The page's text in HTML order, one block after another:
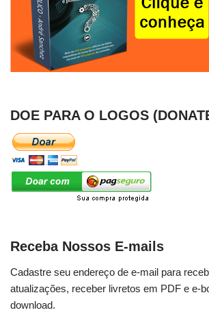
DOE PARA O LOGOS
Receba Nossos E-mails
Cadastre seu endereço de e-mail para
atualizações, receber livretos em PDF e e-
download.